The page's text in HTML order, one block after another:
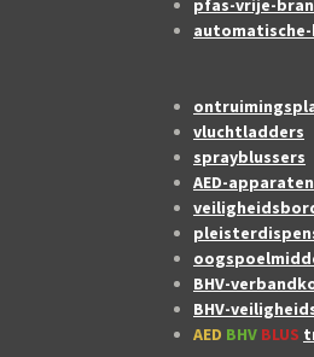
pfas-vrije-
vluchtladders
sprayblussers
AED-apparaten
BHV-
BHV-
AED BHV BLUS